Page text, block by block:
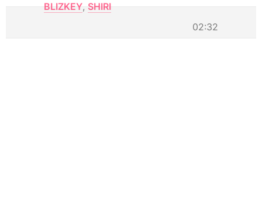
BLIZKEY, SHIRI
02:32